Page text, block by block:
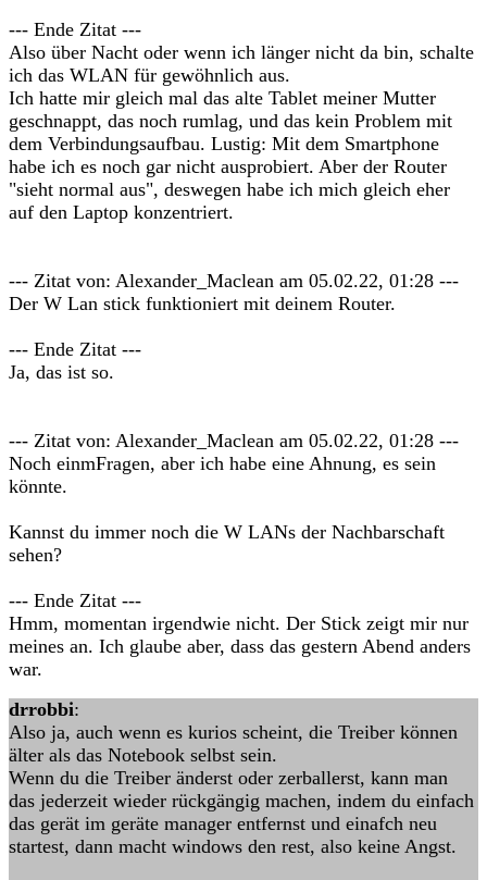
--- Ende Zitat ---
Also über Nacht oder wenn ich länger nicht da bin, schalte
ich das WLAN für gewöhnlich aus.
Ich hatte mir gleich mal das alte Tablet meiner Mutter
geschnappt, das noch rumlag, und das kein Problem mit
dem Verbindungsaufbau. Lustig: Mit dem Smartphone
habe ich es noch gar nicht ausprobiert. Aber der Router
"sieht normal aus", deswegen habe ich mich gleich eher
auf den Laptop konzentriert.
--- Zitat von: Alexander_Maclean am 05.02.22, 01:28 ---
Der W Lan stick funktioniert mit deinem Router.
--- Ende Zitat ---
Ja, das ist so.
--- Zitat von: Alexander_Maclean am 05.02.22, 01:28 ---
Noch einmFragen, aber ich habe eine Ahnung, es sein
könnte.
Kannst du immer noch die W LANs der Nachbarschaft
sehen?
--- Ende Zitat ---
Hmm, momentan irgendwie nicht. Der Stick zeigt mir nur
meines an. Ich glaube aber, dass das gestern Abend anders
war.
drrobbi:
Also ja, auch wenn es kurios scheint, die Treiber können
älter als das Notebook selbst sein.
Wenn du die Treiber änderst oder zerballerst, kann man
das jederzeit wieder rückgängig machen, indem du einfach
das gerät im geräte manager entfernst und einafch neu
startest, dann macht windows den rest, also keine Angst.